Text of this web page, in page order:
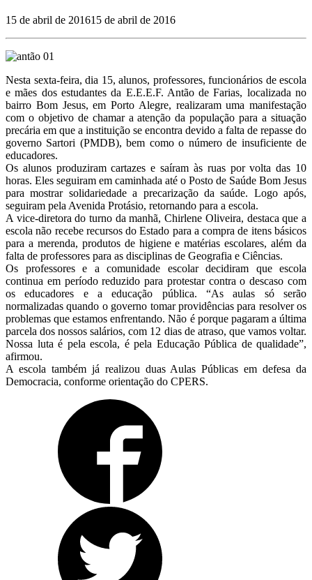
15 de abril de 201615 de abril de 2016
Nesta sexta-feira, dia 15, alunos, professores, funcionários de escola
e mães dos estudantes da E.E.E.F. Antão de Farias, localizada no
bairro Bom Jesus, em Porto Alegre, realizaram uma manifestação
com o objetivo de chamar a atenção da população para a situação
precária em que a instituição se encontra devido a falta de repasse do
governo Sartori (PMDB), bem como o número de insuficiente de
educadores.
Os alunos produziram cartazes e saíram às ruas por volta das 10
horas. Eles seguiram em caminhada até o Posto de Saúde Bom Jesus
para mostrar solidariedade a precarização da saúde. Logo após,
seguiram pela Avenida Protásio, retornando para a escola.
A vice-diretora do turno da manhã, Chirlene Oliveira, destaca que a
escola não recebe recursos do Estado para a compra de itens básicos
para a merenda, produtos de higiene e matérias escolares, além da
falta de professores para as disciplinas de Geografia e Ciências.
Os professores e a comunidade escolar decidiram que escola
continua em período reduzido para protestar contra o descaso com
os educadores e a educação pública. “As aulas só serão
normalizadas quando o governo tomar providências para resolver os
problemas que estamos enfrentando. Não é porque pagaram a última
parcela dos nossos salários, com 12 dias de atraso, que vamos voltar.
Nossa luta é pela escola, é pela Educação Pública de qualidade”,
afirmou.
A escola também já realizou duas Aulas Públicas em defesa da
Democracia, conforme orientação do CPERS.